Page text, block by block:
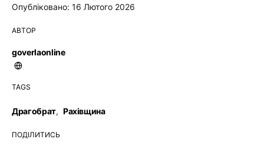
Опубліковано: 16 Лютого 2026
АВТОР
goverlaonline
TAGS
Драгобрат, Рахівщина
ПОДІЛИТИСЬ